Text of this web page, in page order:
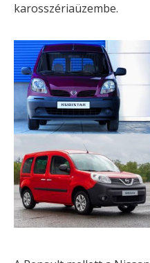
karosszériaüzembe.